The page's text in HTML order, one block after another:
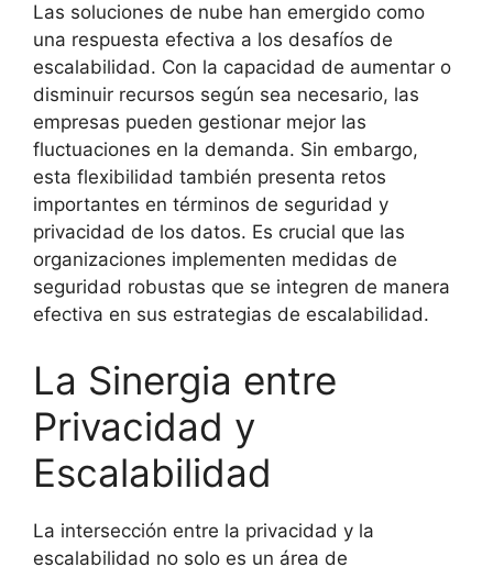
Las soluciones de nube han emergido como
una respuesta efectiva a los desafíos de
escalabilidad. Con la capacidad de aumentar o
disminuir recursos según sea necesario, las
empresas pueden gestionar mejor las
fluctuaciones en la demanda. Sin embargo,
esta flexibilidad también presenta retos
importantes en términos de seguridad y
privacidad de los datos. Es crucial que las
organizaciones implementen medidas de
seguridad robustas que se integren de manera
efectiva en sus estrategias de escalabilidad.
La Sinergia entre
Privacidad y
Escalabilidad
La intersección entre la privacidad y la
escalabilidad no solo es un área de